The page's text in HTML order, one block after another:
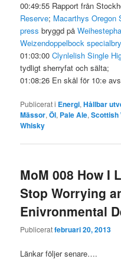
00:49:55 Rapport från
Reserve; Macarthys Oregon
press bryggd på
Weizendoppelbock
01:03:00Clynlelish Single
tydligt sherryfat och sälta;
01:08:26 En skål för 10:e
Publicerat i Energi,Hållbar
Mässor,Öl, Pale Ale,Scottish
Whisky
MoM 008 How I
Stop Worrying
Enivronmental
Publiceratfebruari 20, 2013
Länkar följer senare….